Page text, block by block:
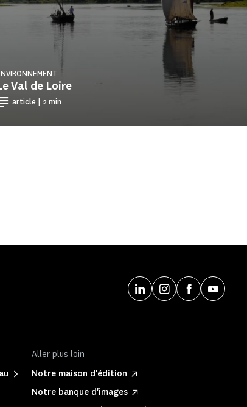
Val de Loire
article | 2 min
Aller plus loin
Notre maison d'édition
Notre banque d'images